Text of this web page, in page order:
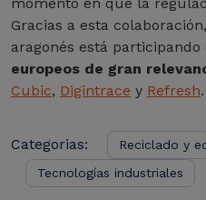
Gracias a esta
aragonés está participando
europeos de gran
Cubic, Digintrace y Refresh.
Categorias:
Reciclado y
Tecnologías industriales